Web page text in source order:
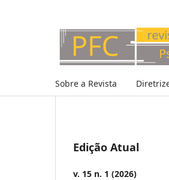
Sobre a Revista
Edição Atual
v. 15 n. 1 (2026)